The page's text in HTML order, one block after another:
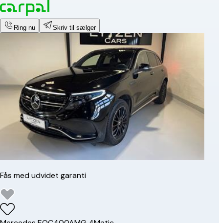
Ring nu Skriv til sælger
Fås med udvidet garanti